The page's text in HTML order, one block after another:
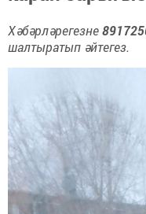
Хәбәрләрегезне
шалтыратып әйтегез.